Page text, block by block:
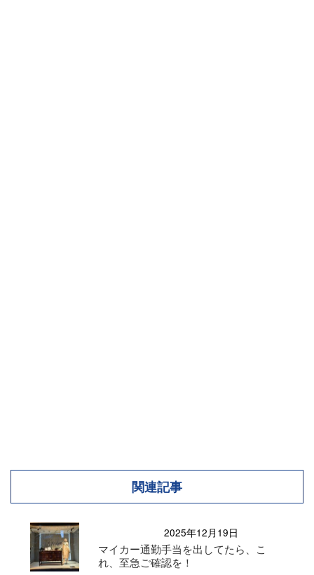
関連記事
2025年12月19日
マイカー通勤手当を出してたら、こ
れ、至急ご確認を！